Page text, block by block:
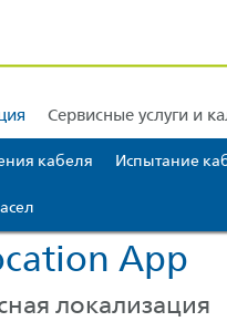
к браузеру... [AK
[AK + 4]
кабеля Испытание
Сервисные услуги и
и юстировка
BAUR Ближний Восток
App
локализация